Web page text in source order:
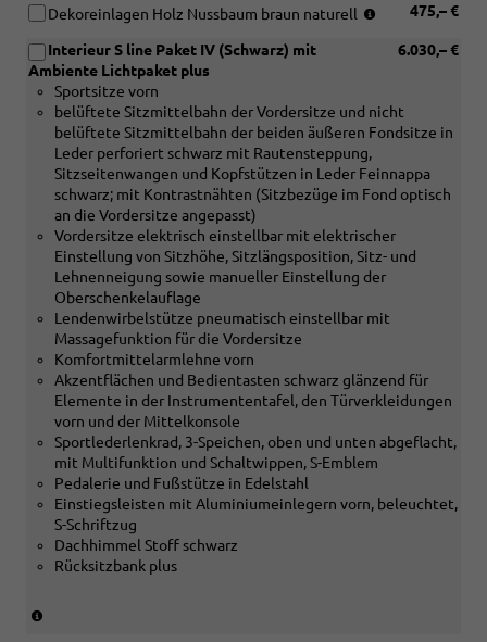
[PWE]
V
oder
[PWF]
interieurpaket
VI
oder
[PWT]
Interieurpaket
VII)
[PWD]Interieurpaket
oder
[PWE]
Interieurpaket
V
oder
[PWF]
interieurpaket
VI
oder
[PWT]
Interieurpaket
VII)
Verbindung
[PWA]
Interieurpaket
oder
[PWB]
Interieurpaket
oder
[PWC]
Interieurpaket
oder
[PWE]
Interieurpaket
oder
[PWF]
Interieurpakt
VI
oder
[PWT]
Interieurpaket
VII
(nicht
in
Verbindung
475,– €
Dekoreinlagen Holz Nussbaum braun naturell
Verbindung
Interieurpaket
I
[PWB]
Interieurpaket
oder
[PWC]
Interieurpaket
oder
oder
[PWE]
V
interieurpaket
6.030,– €
Interieur S line Paket IV (Schwarz) mit
Ambiente Lichtpaket plus
Sportsitze vorn
belüftete Sitzmittelbahn der Vordersitze und nicht
belüftete Sitzmittelbahn der beiden äußeren Fondsitze in
Leder perforiert schwarz mit Rautensteppung,
Sitzseitenwangen und Kopfstützen in Leder Feinnappa
schwarz; mit Kontrastnähten (Sitzbezüge im Fond optisch
an die Vordersitze angepasst)
Vordersitze elektrisch einstellbar mit elektrischer
Einstellung von Sitzhöhe, Sitzlängsposition, Sitz- und
Lehnenneigung sowie manueller Einstellung der
Oberschenkelauflage
Lendenwirbelstütze pneumatisch einstellbar mit
Massagefunktion für die Vordersitze
Komfortmittelarmlehne vorn
Akzentflächen und Bedientasten schwarz glänzend für
Elemente in der Instrumententafel, den Türverkleidungen
vorn und der Mittelkonsole
Sportlederlenkrad, 3-Speichen, oben und unten abgeflacht,
mit Multifunktion und Schaltwippen, S-Emblem
Pedalerie und Fußstütze in Edelstahl
Einstiegsleisten mit Aluminiumeinlegern vorn, beleuchtet,
S-Schriftzug
Dachhimmel Stoff schwarz
Rücksitzbank plus